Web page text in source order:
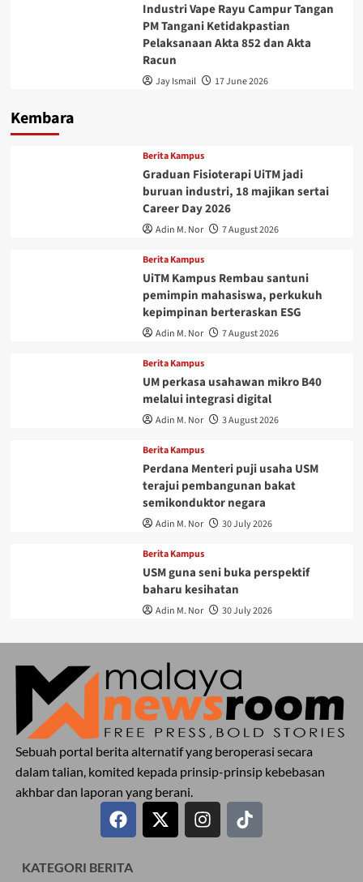
Industri Vape Rayu Campur Tangan
PM Tangani Ketidakpastian
Pelaksanaan Akta 852 dan Akta
Racun
Jay Ismail 17 June 2026
Kembara
Berita Kampus
Graduan Fisioterapi UiTM jadi
buruan industri, 18 majikan sertai
Career Day 2026
Adin M. Nor 7 August 2026
Berita Kampus
UiTM Kampus Rembau santuni
pemimpin mahasiswa, perkukuh
kepimpinan berteraskan ESG
Adin M. Nor 7 August 2026
Berita Kampus
UM perkasa usahawan mikro B40
melalui integrasi digital
Adin M. Nor 3 August 2026
Berita Kampus
Perdana Menteri puji usaha USM
terajui pembangunan bakat
semikonduktor negara
Adin M. Nor 30 July 2026
Berita Kampus
USM guna seni buka perspektif
baharu kesihatan
Adin M. Nor 30 July 2026
Sebuah portal berita alternatif yang beroperasi secara
dalam talian, komited kepada prinsip-prinsip kebebasan
akhbar dan laporan yang berani.
KATEGORI BERITA